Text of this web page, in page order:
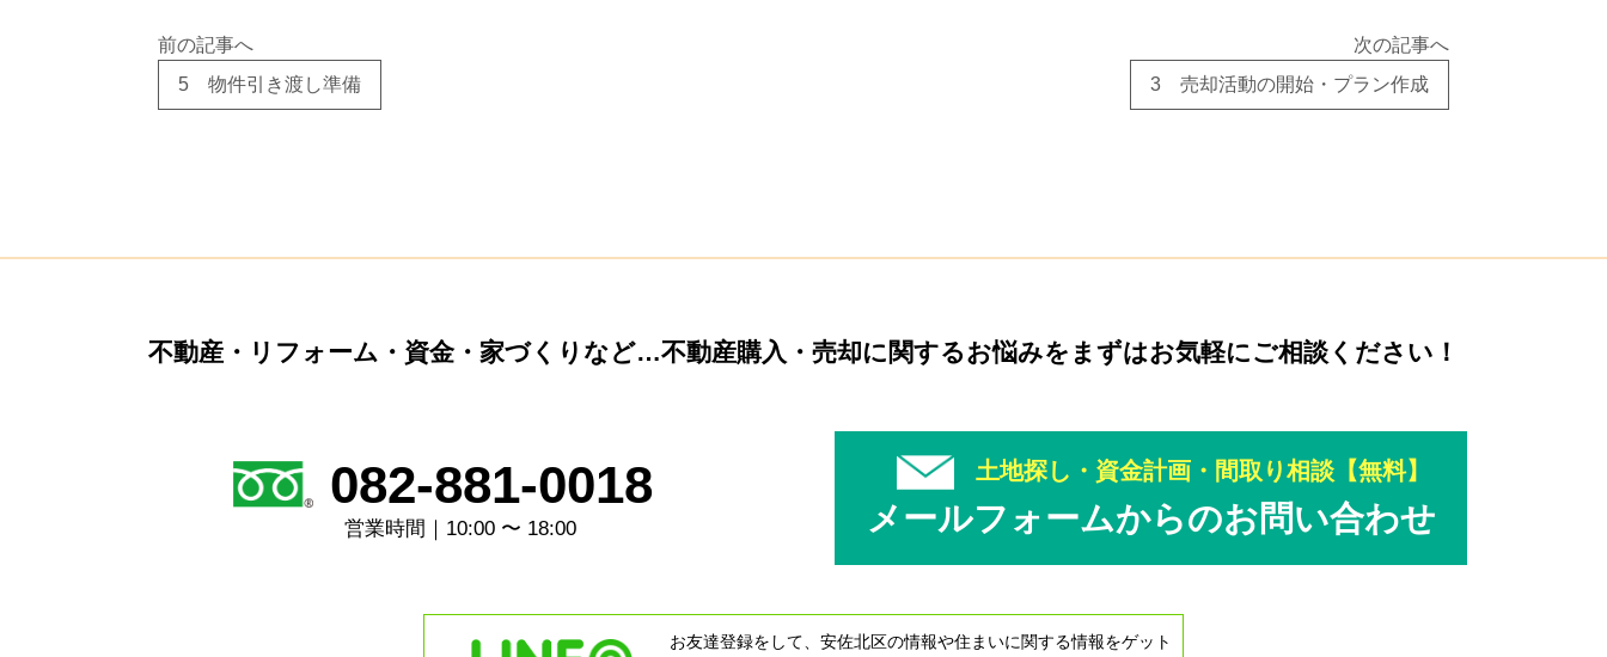
前の記事へ
5 物件引き渡し準備
次の記事へ
3 売却活動の開始・プラン作成
不動産・リフォーム・資金・家づくりなど…不動産購入・売却に関するお悩みをまずはお気軽にご相談ください！
082-881-0018
営業時間｜10:00 〜 18:00
土地探し・資金計画・間取り相談【無料】
メールフォームからのお問い合わせ
お友達登録をして、安佐北区の情報や住まいに関する情報をゲット